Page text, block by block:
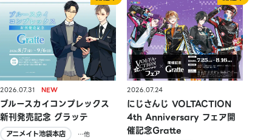
2026.07.31
ブルースカイコンプレックス
新刊発売記念 グラッテ
アニメイト池袋本店
…他
2026.07.24
にじさんじ VOLTACTION
4th Anniversary フェア開
催記念Gratte